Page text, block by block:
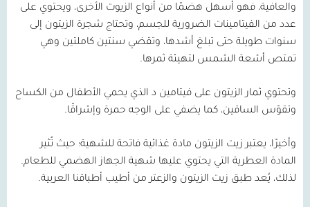
والعافية، فهو أسهل هضمًا من أنواع الزيوت الأخرى، ويحتوي على
عدد من الفيتامينات الضرورية للجسم، وتحتاج شجرة الزيتون إلى
سنوات طويلة حتى تبلغ أشدها، وتقضي سنتين كاملتين وهي
تمتص أشعة الشمس لتهيئة ثمرها.
وتحتوي ثمار الزيتون على فيتامين د الذي يحمي الأطفال من الكساح
وتقوّس الساقين، كما يضفي على الوجه حمرة وإشراقًا.
وأخيرًا، يعتبر زيت الزيتون مادة غذائية فاتحة للشهية؛ حيث تُثير
المادة العطرية التي يحتوي عليها شهية الجهاز الهضمي للطعام.
لذلك، يُعد طبق زيت الزيتون والزعتر من أطيب أطباقنا العربية.